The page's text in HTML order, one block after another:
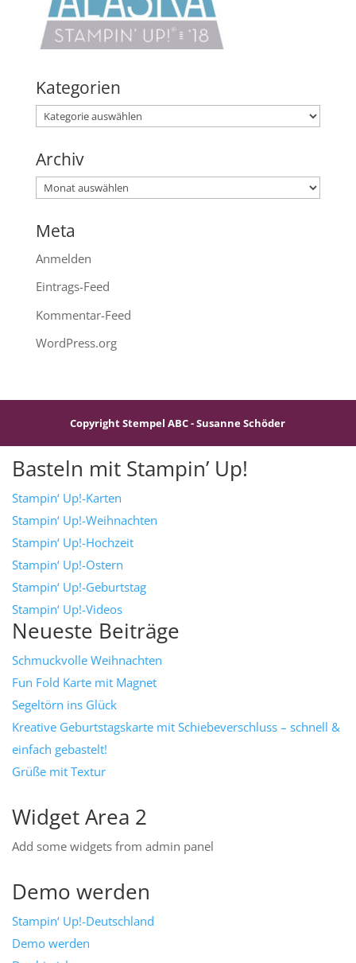
Kategorien
Kategorien
Archiv
Archiv
Meta
Anmelden
Eintrags-Feed
Kommentar-Feed
WordPress.org
Copyright Stempel ABC - Susanne Schöder
Basteln mit Stampin’ Up!
Stampin‘ Up!-Karten
Stampin‘ Up!-Weihnachten
Stampin‘ Up!-Hochzeit
Stampin‘ Up!-Ostern
Stampin‘ Up!-Geburtstag
Stampin‘ Up!-Videos
Neueste Beiträge
Schmuckvolle Weihnachten
Fun Fold Karte mit Magnet
Segeltörn ins Glück
Kreative Geburtstagskarte mit Schiebeverschluss – schnell &
einfach gebastelt!
Grüße mit Textur
Widget Area 2
Add some widgets from admin panel
Demo werden
Stampin‘ Up!-Deutschland
Demo werden